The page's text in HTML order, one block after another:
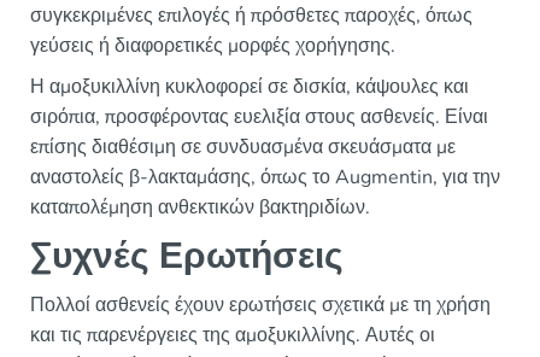
συγκεκριμένες επιλογές ή πρόσθετες παροχές, όπως
γεύσεις ή διαφορετικές μορφές χορήγησης.
Η αμοξυκιλλίνη κυκλοφορεί σε δισκία, κάψουλες και
σιρόπια, προσφέροντας ευελιξία στους ασθενείς. Είναι
επίσης διαθέσιμη σε συνδυασμένα σκευάσματα με
αναστολείς β-λακταμάσης, όπως το Augmentin, για την
καταπολέμηση ανθεκτικών βακτηριδίων.
Συχνές Ερωτήσεις
Πολλοί ασθενείς έχουν ερωτήσεις σχετικά με τη χρήση
και τις παρενέργειες της αμοξυκιλλίνης. Αυτές οι